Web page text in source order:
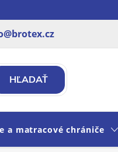
Ochrana
HĽADAŤ
a matracové chrániče